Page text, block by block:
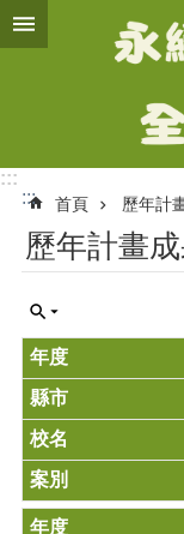
跳到主要內容區塊
畫
簡
介
智
化
氣
候
友
善
校
:::
:::
首頁 歷年計
歷年計畫